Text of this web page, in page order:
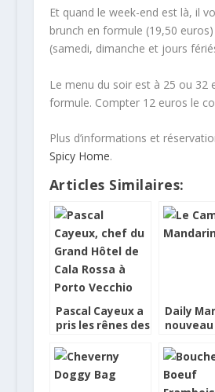
Et quand le week-end est là, il
brunch en formule (19,50
(samedi, dimanche et jours
Le menu du soir est à 25 ou 32
formule. Compter 12 euros le
Plus d’informations et
Spicy Home.
Articles Similaires:
Pascal Cayeux a
pris les rênes des
Grand Hôtel de
Cala Rossa
Daily